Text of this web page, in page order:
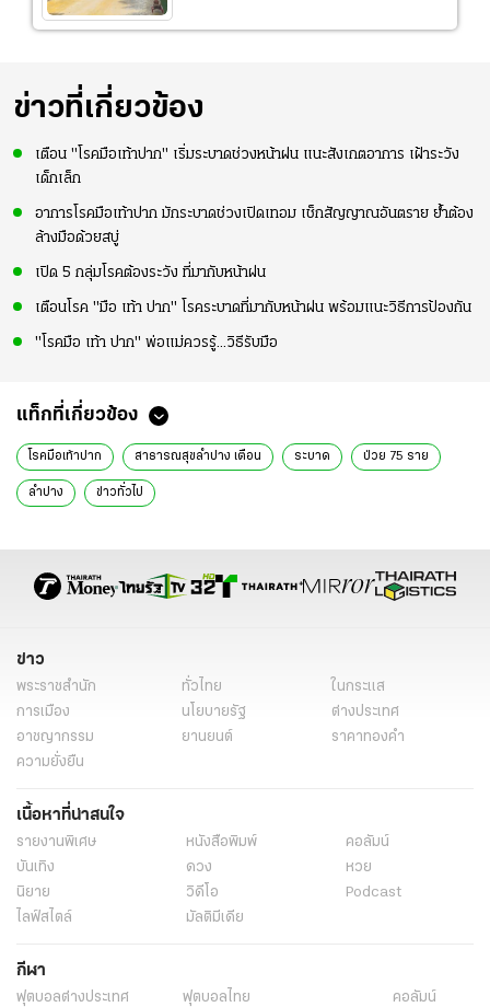
ข่าวที่เกี่ยวข้อง
เตือน "โรคมือเท้าปาก" เริ่มระบาดช่วงหน้าฝน แนะสังเกตอาการ เฝ้าระวัง
เด็กเล็ก
อาการโรคมือเท้าปาก มักระบาดช่วงเปิดเทอม เช็กสัญญาณอันตราย ย้ำต้อง
ล้างมือด้วยสบู่
เปิด 5 กลุ่มโรคต้องระวัง ที่มากับหน้าฝน
เตือนโรค "มือ เท้า ปาก" โรคระบาดที่มากับหน้าฝน พร้อมแนะวิธีการป้องกัน
"โรคมือ เท้า ปาก" พ่อแม่ควรรู้...วิธีรับมือ
แท็กที่เกี่ยวข้อง
โรคมือเท้าปาก สาธารณสุขลำปาง เตือน ระบาด ป่วย 75 ราย
ลำปาง ข่าวทั่วไป
ข่าว
พระราชสำนัก ทั่วไทย
ในกระแส
การเมือง
นโยบายรัฐ
ต่างประเทศ
อาชญากรรม
ยานยนต์
ราคาทองคำ
ความยั่งยืน
เนื้อหาที่น่าสนใจ
รายงานพิเศษ หนังสือพิมพ์
คอลัมน์
บันเทิง
ดวง
หวย
นิยาย
วิดีโอ
Podcast
ไลฟ์สไตล์
มัลติมีเดีย
กีฬา
ฟุตบอลต่่างประเทศ ฟุตบอลไทย
คอลัมน์